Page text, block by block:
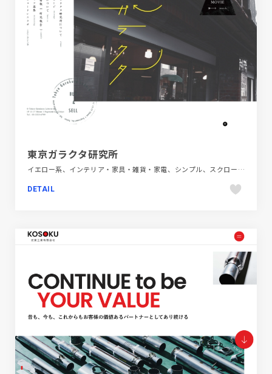
東京ガラクタ研究所
イエロー系、インテリア・家具・雑貨・家電、シンプル、スクロールエフェクト、ブラック系 、ホワイト系、モーション多め、大きめ写真、施設・店舗サイト、日本テイスト
DETAIL